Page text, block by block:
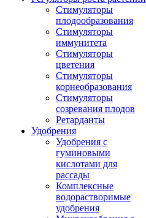
Стимуляторы
плодообразования
Стимуляторы
иммунитета
Стимуляторы
цветения
Стимуляторы
корнеобразования
Стимуляторы
созревания плодов
Ретарданты
Удобрения
Удобрения с
гуминовыми
кислотами для
рассады
Комплексные
водорастворимые
удобрения